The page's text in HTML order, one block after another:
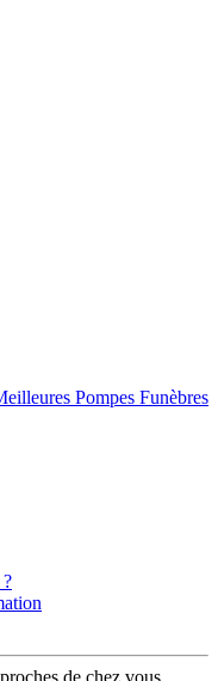
Pompes Funèbres
de chez vous